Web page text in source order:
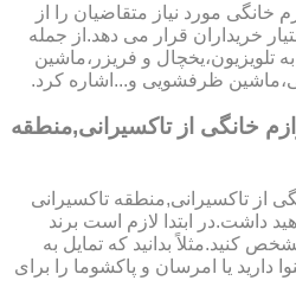
مورد نیاز متقاضیان را از
خریداران قرار می دهد.از جمله
تلویزیون،یخچال و فریزر،ماشین
ظرفشویی و...اشاره کرد.
خانگی از تاکسیرانی,منطقه
از تاکسیرانی,منطقه تاکسیرانی
داشت.در ابتدا لازم است برند
کنید.مثلاً بدانید که تمایل به
یا امرسان و پاکشوما را برای